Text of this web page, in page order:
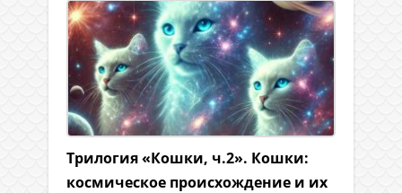
Трилогия «Кошки, ч.2». Кошки:
космическое происхождение и их